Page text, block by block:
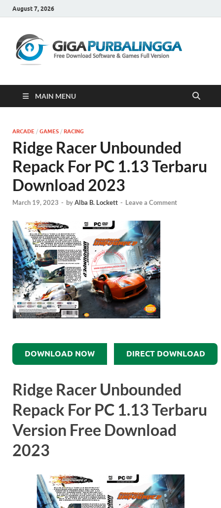
August 7, 2026
MAIN MENU
ARCADE / GAMES / RACING
Ridge Racer Unbounded
Repack For PC 1.13 Terbaru
Download 2023
March 19, 2023 - byAlba B. Lockett - Leave a Comment
DOWNLOAD NOW DIRECT DOWNLOAD
Ridge Racer Unbounded
Repack For PC 1.13 Terbaru
Version Free Download
2023